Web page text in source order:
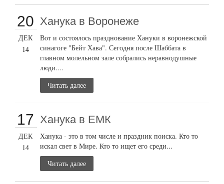
20
ДЕК
14
Ханука в Воронеже
Вот и состоялось празднование Хануки в воронежской
синагоге "Бейт Хава". Сегодня после Шаббата в
главном молельном зале собрались неравнодушные
люди....
Читать далее
17
ДЕК
14
Ханука в ЕМК
Ханука - это в том числе и праздник поиска. Кто то
искал свет в Мире. Кто то ищет его среди...
Читать далее